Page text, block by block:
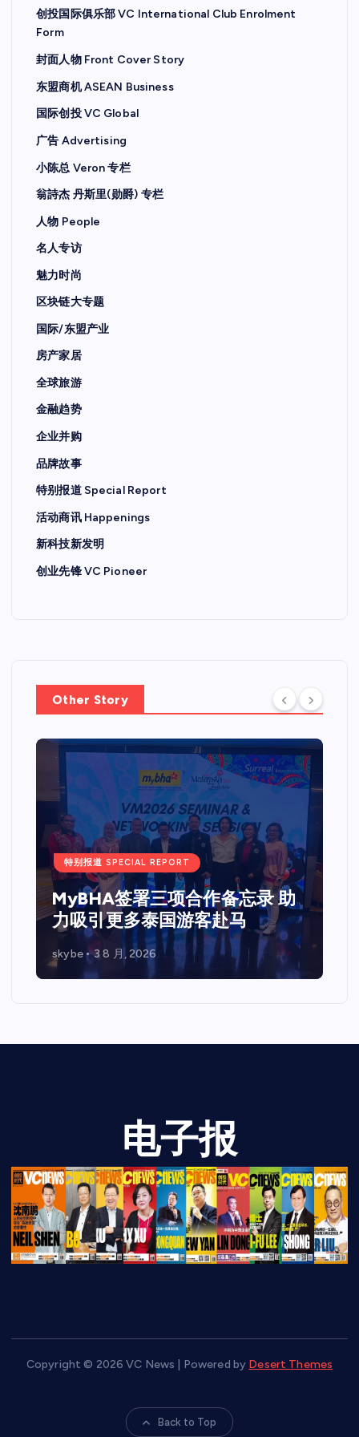
创投国际俱乐部 VC International Club Enrolment
Form
封面人物 Front Cover Story
东盟商机 ASEAN Business
国际创投 VC Global
广告 Advertising
小陈总 Veron 专栏
翁詩杰 丹斯里(勋爵) 专栏
人物 People
名人专访
魅力时尚
区块链大专题
国际/东盟产业
房产家居
全球旅游
金融趋势
企业并购
品牌故事
特别报道 Special Report
活动商讯 Happenings
新科技新发明
创业先锋 VC Pioneer
Other Story
特别报道 SPECIAL REPORT
MyBHA签署三项合作备忘录 助
力吸引更多泰国游客赴马
skybe 3 8 月, 2026
电子报
Copyright © 2026 VC News | Powered by Desert Themes
Back to Top